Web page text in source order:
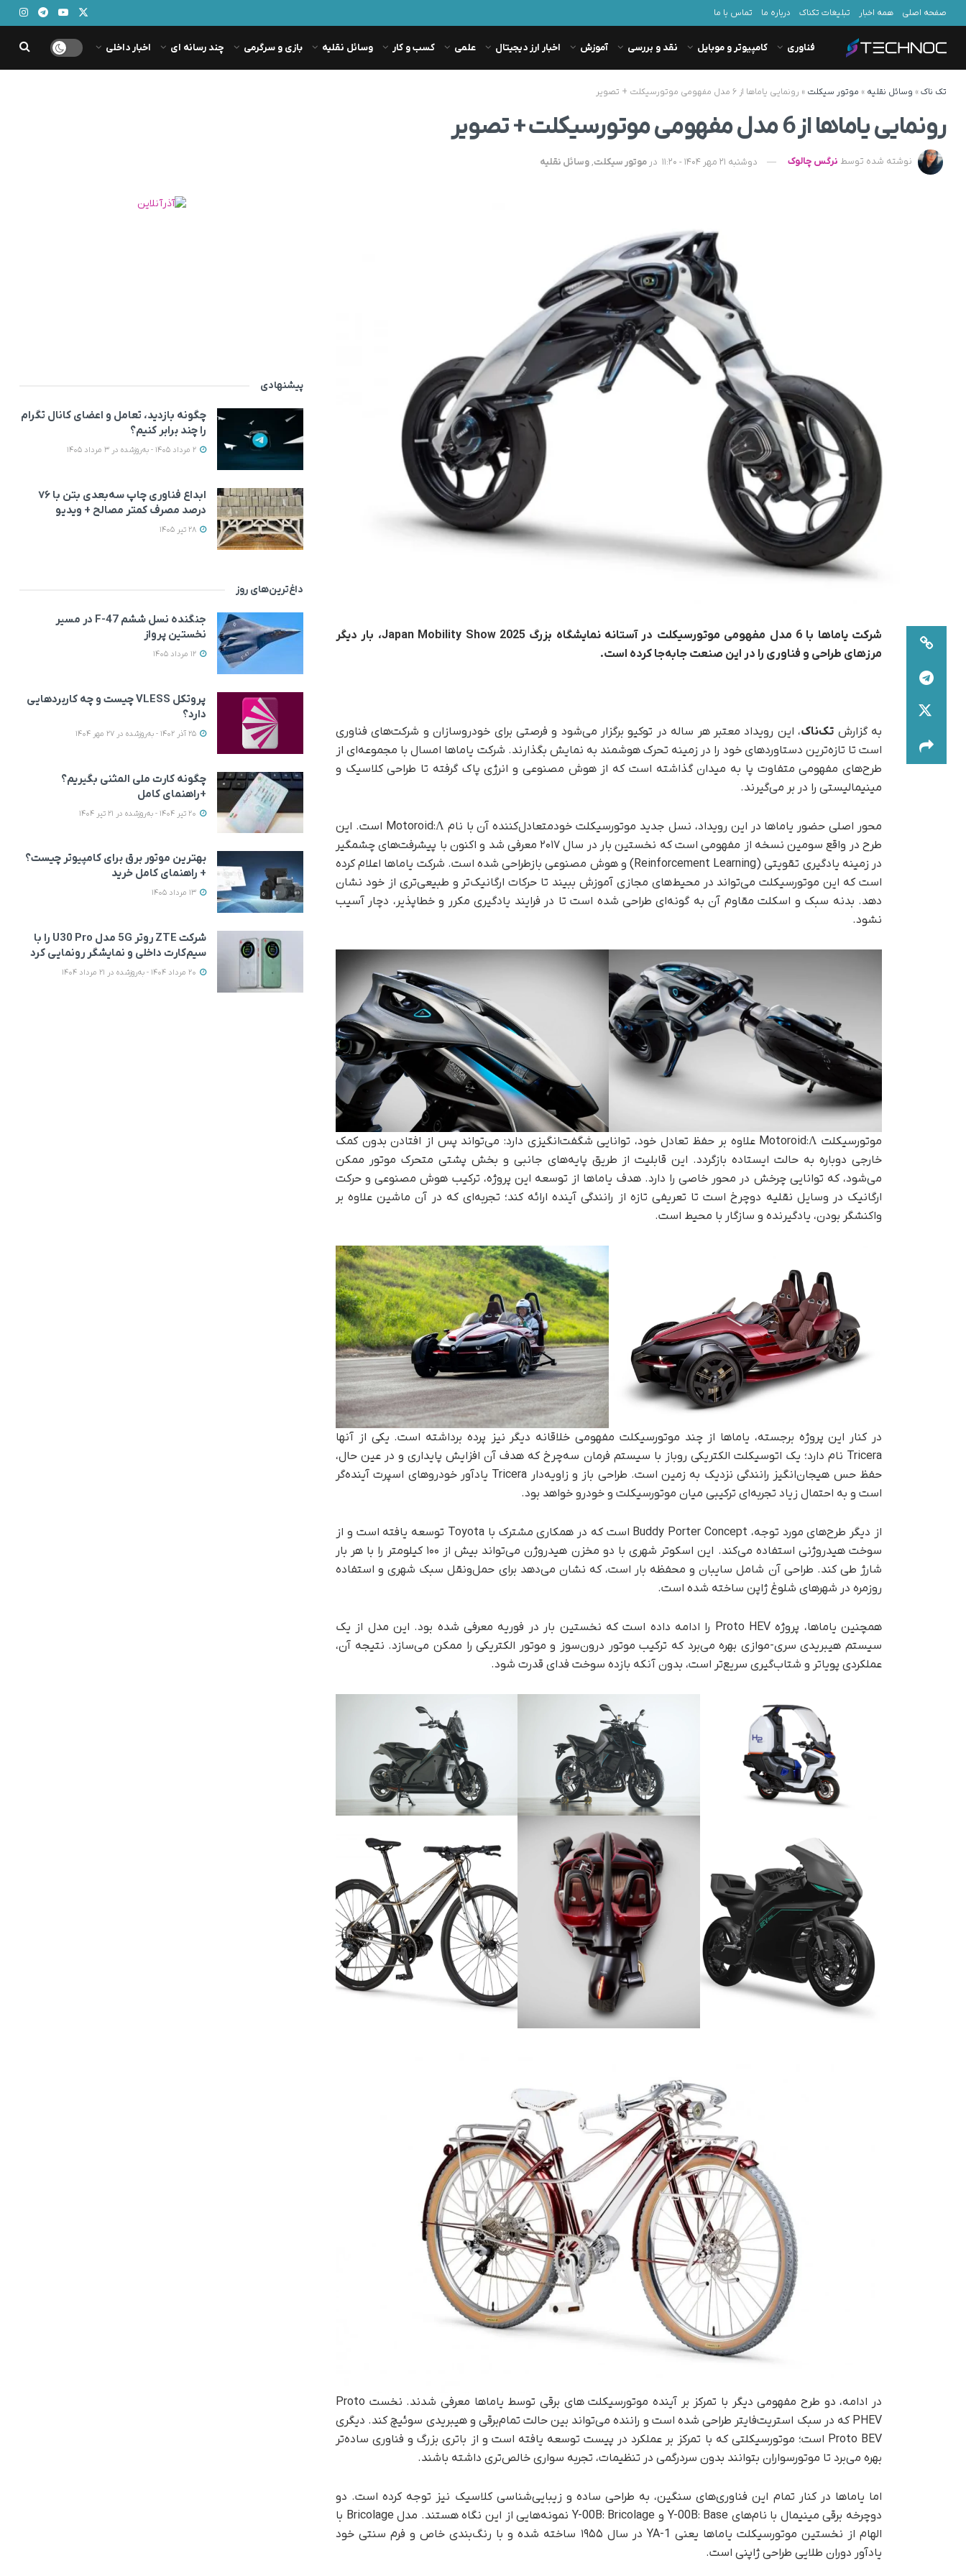
صفحه اصلی همه اخبار تبلیغات تکناک درباره ما تماس با ما
فناوری کامپیوتر و موبایل نقد و بررسی آموزش اخبار ارز دیجیتال علمی کسب و کار وسائل نقلیه بازی و سرگرمی چند رسانه ای اخبار داخلی
تک ناک» وسائل نقلیه » موتور سیکلت » رونمایی یاماها از ۶ مدل مفهومی موتورسیکلت + تصویر
رونمایی یاماها از 6 مدل مفهومی موتورسیکلت + تصویر
نوشته شده توسط نرگس چالوک دوشنبه 21 مهر 1404 - 11:20 در موتور سیکلت,وسائل نقلیه
شرکت یاماها با 6 مدل مفهومی موتورسیکلت در آستانه‌ نمایشگاه بزرگ Japan Mobility Show 2025، بار دیگر
مرزهای طراحی و فناوری را در این صنعت جابه‌جا کرده است.
به گزارش تک‌ناک، این رویداد معتبر هر ساله در توکیو برگزار می‌شود و فرصتی برای خودروسازان و شرکت‌های فناوری
است تا تازه‌ترین دستاوردهای خود را در زمینه‌ تحرک هوشمند به نمایش بگذارند. شرکت یاماها امسال با مجموعه‌ای از
طرح‌های مفهومی متفاوت پا به میدان گذاشته است که از هوش مصنوعی و انرژی پاک گرفته تا طراحی کلاسیک و
مینیمالیستی را در بر می‌گیرند.
محور اصلی حضور یاماها در این رویداد، نسل جدید موتورسیکلت خودمتعادل‌کننده‌ آن با نام Motoroid:Λ است. این
طرح در واقع سومین نسخه از مفهومی است که نخستین بار در سال ۲۰۱۷ معرفی شد و اکنون با پیشرفت‌های چشمگیر
در زمینه‌ یادگیری تقویتی (Reinforcement Learning) و هوش مصنوعی بازطراحی شده است. شرکت یاماها اعلام کرده
است که این موتورسیکلت می‌تواند در محیط‌های مجازی آموزش ببیند تا حرکات ارگانیک‌تر و طبیعی‌تری از خود نشان
دهد. بدنه‌ سبک و اسکلت مقاوم آن به گونه‌ای طراحی شده است تا در فرایند یادگیری مکرر و خطاپذیر، دچار آسیب
نشود.
موتورسیکلت Motoroid:Λ علاوه‌ بر حفظ تعادل خود، توانایی شگفت‌انگیزی دارد: می‌تواند پس از افتادن بدون کمک
خارجی دوباره به حالت ایستاده بازگردد. این قابلیت از طریق پایه‌های جانبی و بخش پشتی متحرک موتور ممکن
می‌شود، که توانایی چرخش در محور خاصی را دارد. هدف یاماها از توسعه‌ این پروژه، ترکیب هوش مصنوعی و حرکت
ارگانیک در وسایل نقلیه‌ دوچرخ است تا تعریفی تازه از رانندگی آینده ارائه کند؛ تجربه‌ای که در آن ماشین علاوه بر
واکنشگر بودن، یادگیرنده و سازگار با محیط است.
در کنار این پروژه برجسته، یاماها از چند موتورسیکلت مفهومی خلاقانه‌ دیگر نیز پرده برداشته است. یکی از آنها
Tricera نام دارد؛ یک اتوسیکلت الکتریکی روباز با سیستم فرمان سه‌چرخ که هدف آن افزایش پایداری و در عین حال،
حفظ حس هیجان‌انگیز رانندگی نزدیک به زمین است. طراحی باز و زاویه‌دار Tricera یادآور خودروهای اسپرت آینده‌گر
است و به احتمال زیاد تجربه‌ای ترکیبی میان موتورسیکلت و خودرو خواهد بود.
از دیگر طرح‌های مورد توجه، Buddy Porter Concept است که در همکاری مشترک با Toyota توسعه یافته است و از
سوخت هیدروژنی استفاده می‌کند. این اسکوتر شهری با دو مخزن هیدروژن می‌تواند بیش از ۱۰۰ کیلومتر را با هر بار
شارژ طی کند. طراحی آن شامل سایبان و محفظه‌ بار است، که نشان می‌دهد برای حمل‌ونقل سبک شهری و استفاده‌
روزمره در شهرهای شلوغ ژاپن ساخته شده است.
همچنین یاماها، پروژه‌ Proto HEV را ادامه داده است که نخستین بار در فوریه معرفی شده بود. این مدل از یک
سیستم هیبریدی سری-موازی بهره می‌برد که ترکیب موتور درون‌سوز و موتور الکتریکی را ممکن می‌سازد. نتیجه‌ آن،
عملکردی پویا‌تر و شتاب‌گیری سریع‌تر است، بدون آنکه بازده سوخت فدای قدرت شود.
در ادامه، دو طرح مفهومی دیگر با تمرکز بر آینده‌ موتورسیکلت های برقی توسط یاماها معرفی شدند. نخست Proto
PHEV که در سبک استریت‌فایتر طراحی شده است و راننده می‌تواند بین حالت تمام‌برقی و هیبریدی سوئیچ کند. دیگری
Proto BEV است؛ موتورسیکلتی که با تمرکز بر عملکرد در پیست توسعه یافته است و از باتری بزرگ و فناوری ساده‌تر
بهره می‌برد تا موتور‌سواران بتوانند بدون سردرگمی در تنظیمات، تجربه‌ سواری خالص‌تری داشته باشند.
اما یاماها در کنار تمام این فناوری‌های سنگین، به طراحی ساده و زیبایی‌شناسی کلاسیک نیز توجه کرده است. دو
دوچرخه‌ برقی مینیمال با نام‌های Y-00B: Base و Y-00B: Bricolage نمونه‌هایی از این نگاه هستند. مدل Bricolage با
الهام از نخستین موتورسیکلت یاماها یعنی YA-1 در سال ۱۹۵۵ ساخته شده و با رنگ‌بندی خاص و فرم سنتی خود
یادآور دوران طلایی طراحی ژاپنی است.
پیشنهادی
چگونه بازدید، تعامل و اعضای کانال تگرام
را چند برابر کنیم؟
ابداع فناوری چاپ سه‌بعدی بتن با ۷۶
درصد مصرف کمتر مصالح + ویدیو
داغ‌ترین‌های روز
جنگنده نسل ششم F-47 در مسیر
نخستین پرواز
پروتکل VLESS چیست و چه کاربردهایی
دارد؟
چگونه کارت ملی المثنی بگیریم؟
+راهنمای کامل
بهترین موتور برق برای کامپیوتر چیست؟
+ راهنمای کامل خرید
شرکت ZTE روتر 5G مدل U30 Pro را با
سیم‌کارت داخلی و نمایشگر رونمایی کرد